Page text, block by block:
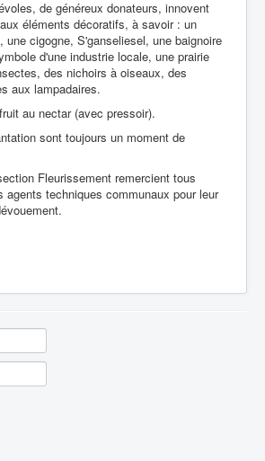
de généreux donateurs, innovent
éléments décoratifs, à savoir : un
une cigogne, S'ganseliesel, une baignoire
d'une industrie locale, une prairie
des nichoirs à oiseaux, des
aux lampadaires.
au nectar (avec pressoir).
sont toujours un moment de
Fleurissement remercient tous
agents techniques communaux pour leur